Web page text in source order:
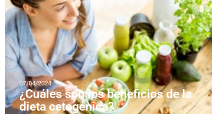
07/04/2024
¿Cuáles son los beneficios de la
dieta cetogénica?